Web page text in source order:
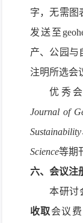
字，无需图
发送至
产、公园与
注明所选会
优秀
Journal of
Sustainability
Science等期
六、 会议注
本研讨
收取会议